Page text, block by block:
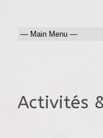
Activités